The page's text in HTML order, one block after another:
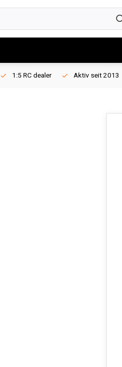
1:5 RC dealer Aktiv seit 2013